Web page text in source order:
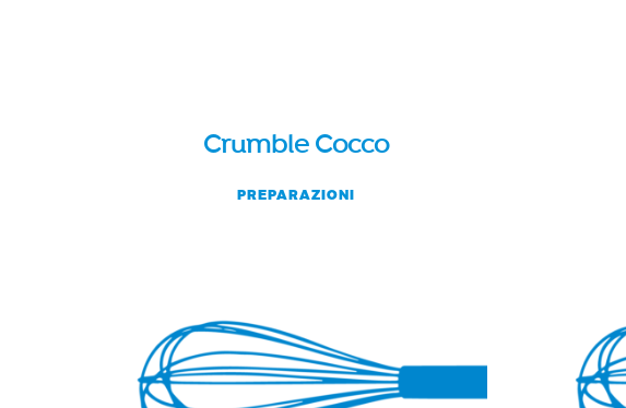
Crumble Cocco
PREPARAZIONI